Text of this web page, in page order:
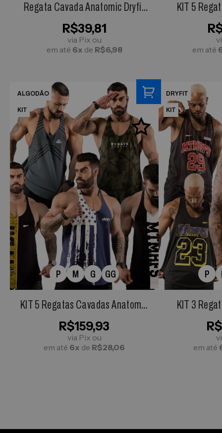
Regata Cavada Anatomic Dryfit
Cleveland 22 Vinho
R$39,81
via Pix ou
em até 6x de R$6,98
KIT 5
em até
ALGODÃO
KIT
P M G GG
KIT 5 Regatas Cavadas Anatomic
KING
R$159,93
via Pix ou
em até 6x de R$28,06
DRYFIT
KIT
P
KIT 3
em até